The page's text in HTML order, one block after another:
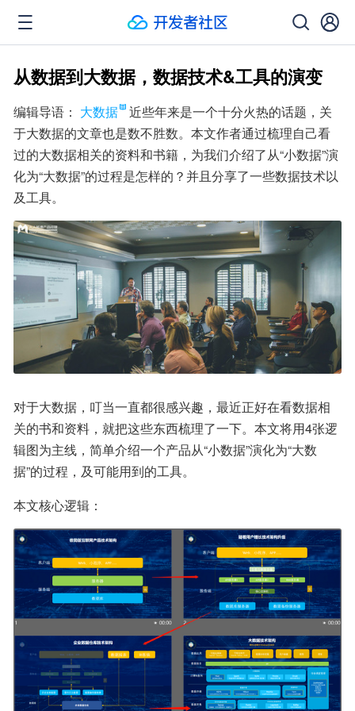
从数据到大数据，数据技术&工具的演变
编辑导语： 大数据
近些年来是一个十分火热的话题，关
于大数据的文章也是数不胜数。本文作者通过梳理自己看
过的大数据相关的资料和书籍，为我们介绍了从“小数据”演
化为“大数据”的过程是怎样的？并且分享了一些数据技术以
及工具。
对于大数据，叮当一直都很感兴趣，最近正好在看数据相
关的书和资料，就把这些东西梳理了一下。本文将用4张逻
辑图为主线，简单介绍一个产品从“小数据”演化为“大数
据”的过程，及可能用到的工具。
本文核心逻辑：